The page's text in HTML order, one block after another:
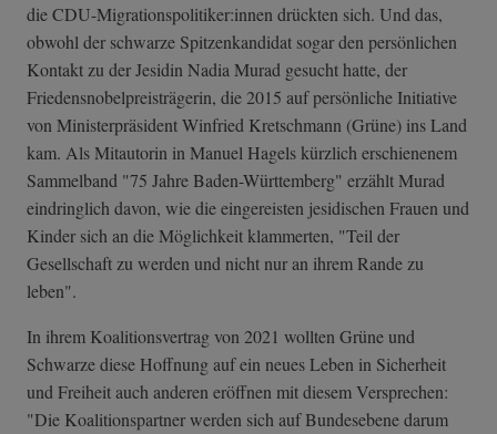
die CDU-Migrationspolitiker:innen drückten sich. Und das,
obwohl der schwarze Spitzenkandidat sogar den persönlichen
Kontakt zu der Jesidin Nadia Murad gesucht hatte, der
Friedensnobelpreisträgerin, die 2015 auf persönliche Initiative
von Ministerpräsident Winfried Kretschmann (Grüne) ins Land
kam. Als Mitautorin in Manuel Hagels kürzlich erschienenem
Sammelband "75 Jahre Baden-Württemberg" erzählt Murad
eindringlich davon, wie die eingereisten jesidischen Frauen und
Kinder sich an die Möglichkeit klammerten, "Teil der
Gesellschaft zu werden und nicht nur an ihrem Rande zu
leben".
In ihrem Koalitionsvertrag von 2021 wollten Grüne und
Schwarze diese Hoffnung auf ein neues Leben in Sicherheit
und Freiheit auch anderen eröffnen mit diesem Versprechen:
"Die Koalitionspartner werden sich auf Bundesebene darum